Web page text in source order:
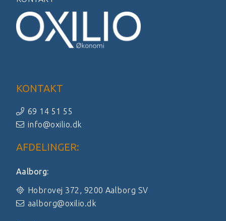
KONTAKT
69 14 51 55
info@oxilio.dk
AFDELINGER:
Aalborg:
Hobrovej 372, 9200 Aalborg SV
aalborg@oxilio.dk